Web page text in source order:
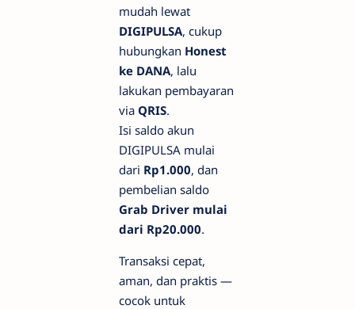
mudah lewat
DIGIPULSA, cukup
hubungkan Honest
ke DANA, lalu
lakukan pembayaran
via QRIS.
Isi saldo akun
DIGIPULSA mulai
dari Rp1.000, dan
pembelian saldo
Grab Driver mulai
dari Rp20.000.
Transaksi cepat,
aman, dan praktis —
cocok untuk